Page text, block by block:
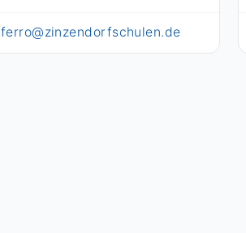
ferro@zinzendorfschulen.de